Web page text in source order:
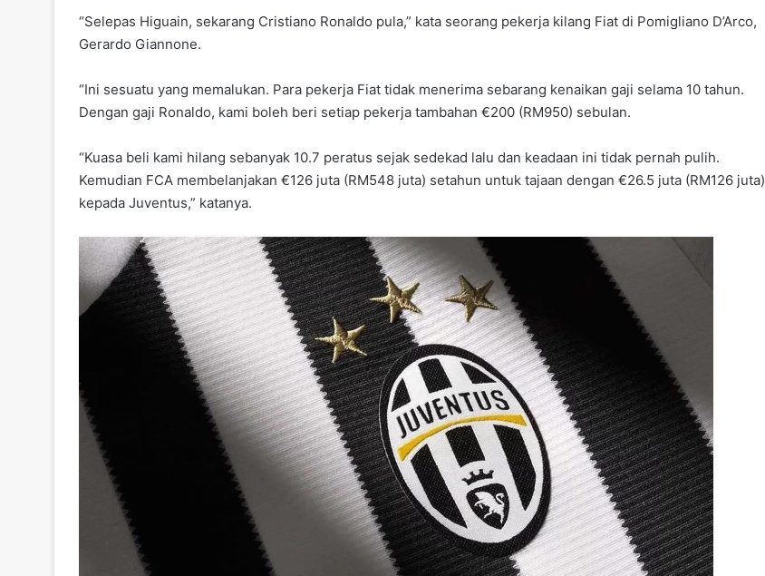
“Selepas Higuain, sekarang Cristiano Ronaldo pula,” kata seorang pekerja kilang Fiat di Pomigliano D’Arco,
Gerardo Giannone.
“Ini sesuatu yang memalukan. Para pekerja Fiat tidak menerima sebarang kenaikan gaji selama 10 tahun.
Dengan gaji Ronaldo, kami boleh beri setiap pekerja tambahan €200 (RM950) sebulan.
“Kuasa beli kami hilang sebanyak 10.7 peratus sejak sedekad lalu dan keadaan ini tidak pernah pulih.
Kemudian FCA membelanjakan €126 juta (RM548 juta) setahun untuk tajaan dengan €26.5 juta (RM126 juta)
kepada Juventus,” katanya.